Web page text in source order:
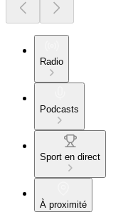
Radio
Podcasts
Sport en direct
À proximité